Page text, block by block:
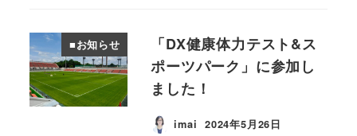
■お知らせ
「DX健康体力テスト&ス
ポーツパーク」に参加し
ました！
imai 投稿日
2024年5月26日